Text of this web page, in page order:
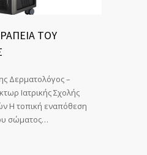
ΤΟΥ
Δερματολόγος –
Ιατρικής Σχολής
Η τοπική εναπόθεση
σώματος…